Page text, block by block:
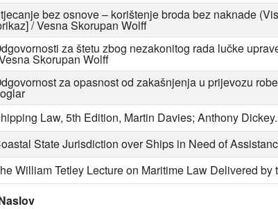
bez osnove – korištenje broda bez naknade
/ Vesna Skorupan Wolff
za štetu zbog nezakonitog rada lučke
Skorupan Wolff
za opasnost od zakašnjenja u prijevozu
Law, 5th Edition, Martin Davies; Anthony
State Jurisdiction over Ships in Need of
William Tetley Lecture on Maritime Law Delivered